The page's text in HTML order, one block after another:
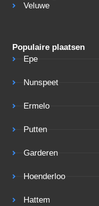
Veluwe
Populaire plaatsen
Epe
Nunspeet
Ermelo
Putten
Garderen
Hoenderloo
Hattem